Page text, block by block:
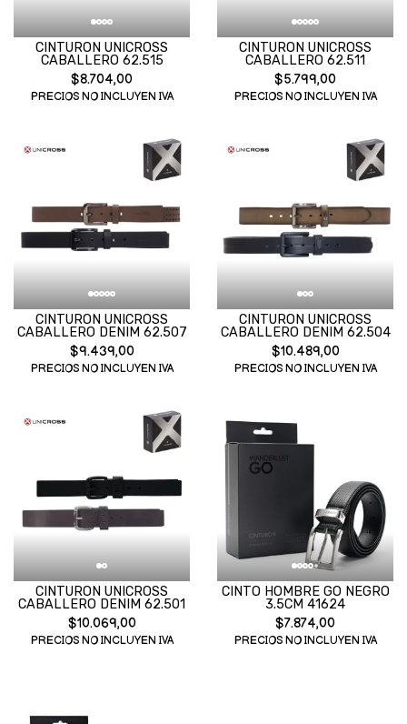
CINTURON UNICROSS
CABALLERO 62.515
$8.704,00
PRECIOS NO INCLUYEN IVA
CINTURON UNICROSS
CABALLERO 62.511
$5.799,00
PRECIOS NO INCLUYEN IVA
CINTURON UNICROSS
CABALLERO DENIM 62.507
$9.439,00
PRECIOS NO INCLUYEN IVA
CINTURON UNICROSS
CABALLERO DENIM 62.504
$10.489,00
PRECIOS NO INCLUYEN IVA
CINTURON UNICROSS
CABALLERO DENIM 62.501
$10.069,00
PRECIOS NO INCLUYEN IVA
CINTO HOMBRE GO NEGRO
3.5CM 41624
$7.874,00
PRECIOS NO INCLUYEN IVA